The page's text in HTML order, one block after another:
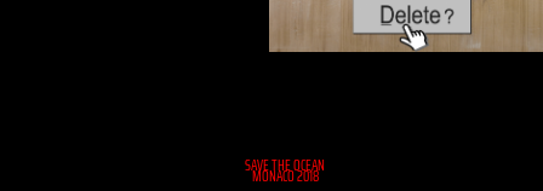
SAVE THE OCEAN
MONACO 2018